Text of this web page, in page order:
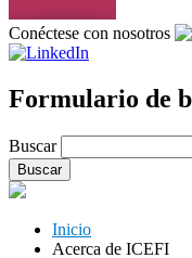
Conéctese con nosotros
Formulario de
Buscar
Inicio
Acerca de ICEFI